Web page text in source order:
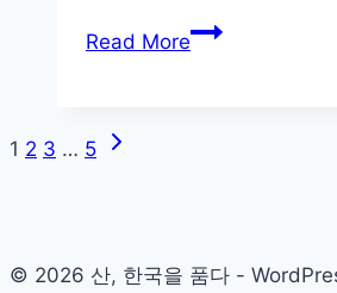
방
Read More등
통
Page
1 2 3 … 5
Next
© 2026 산, 한국을 품다 -